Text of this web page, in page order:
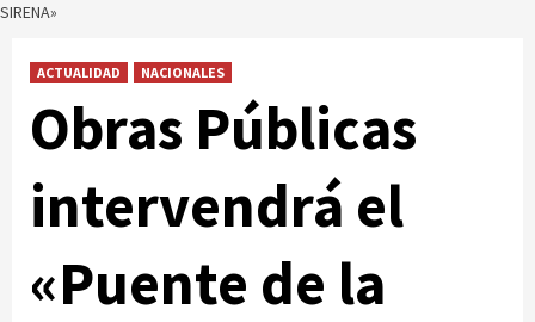
SIRENA»
ACTUALIDAD NACIONALES
Obras Públicas
intervendrá el
«Puente de la